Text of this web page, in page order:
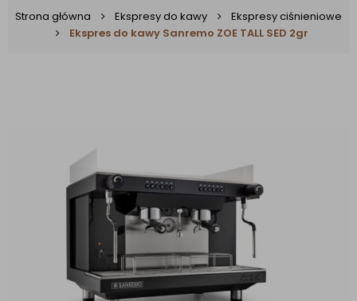
Strona główna Ekspresy do kawy
Ekspresy ciśnieniowe
Ekspres do kawy Sanremo ZOE TALL SED 2gr